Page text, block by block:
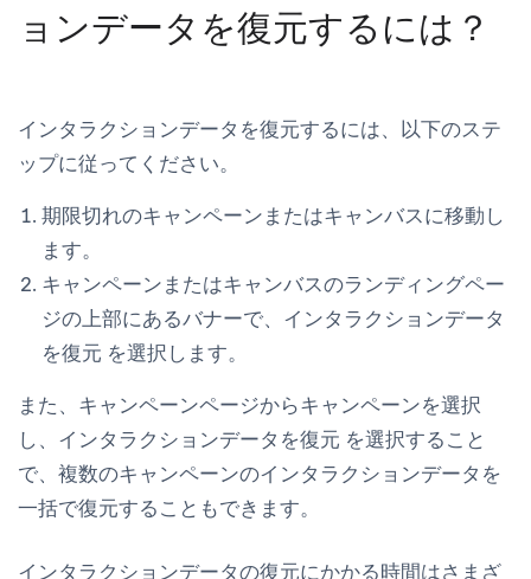
ョンデータを復元するには？
インタラクションデータを復元するには、以下のステ
ップに従ってください。
期限切れのキャンペーンまたはキャンバスに移動し
ます。
キャンペーンまたはキャンバスのランディングペー
ジの上部にあるバナーで、 インタラクションデータ
を復元 を選択します。
また、 キャンペーンページからキャンペーンを選択
し、 インタラクションデータを復元 を選択すること
で、複数のキャンペーンのインタラクションデータを
一括で復元することもできます。
インタラクションデータの復元にかかる時間はさまざ